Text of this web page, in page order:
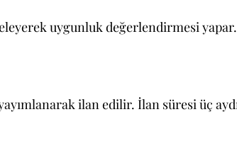
uygunluk değerlendirmesi
ilan edilir. İlan süresi üç